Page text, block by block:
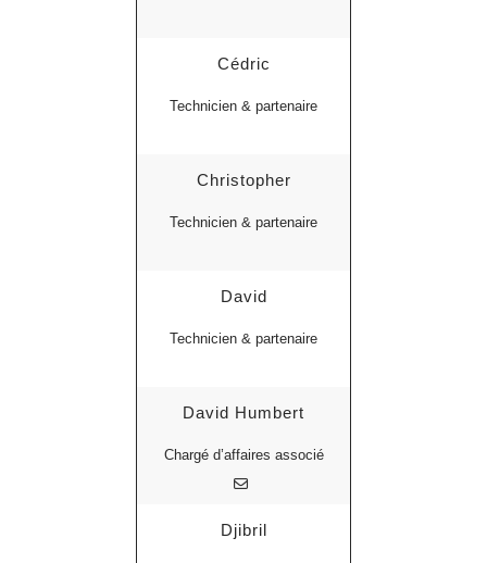
Cédric
Technicien & partenaire
Christopher
Technicien & partenaire
David
Technicien & partenaire
David Humbert
Chargé d’affaires associé
Djibril